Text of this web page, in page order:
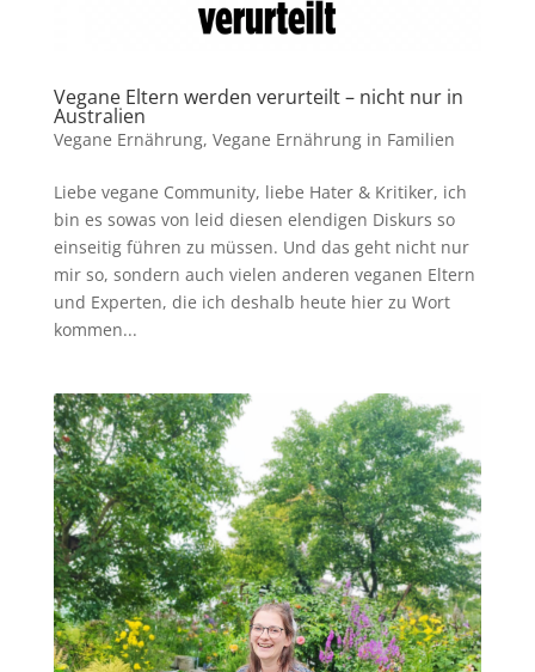
Vegane Eltern werden verurteilt – nicht nur in
Australien
Vegane Ernährung, Vegane Ernährung in Familien
Liebe vegane Community, liebe Hater & Kritiker, ich
bin es sowas von leid diesen elendigen Diskurs so
einseitig führen zu müssen. Und das geht nicht nur
mir so, sondern auch vielen anderen veganen Eltern
und Experten, die ich deshalb heute hier zu Wort
kommen...